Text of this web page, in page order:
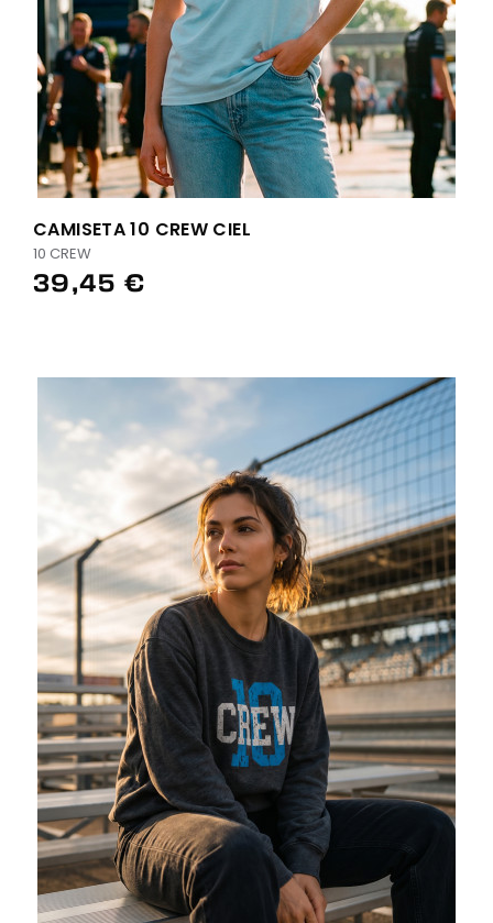
CAMISETA 10 CREW CIEL
10 CREW
39,45 €